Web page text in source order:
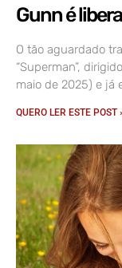
Gunn é
O tão aguardado
“Superman”,
maio de 2025) e já
QUERO LER ESTE POST